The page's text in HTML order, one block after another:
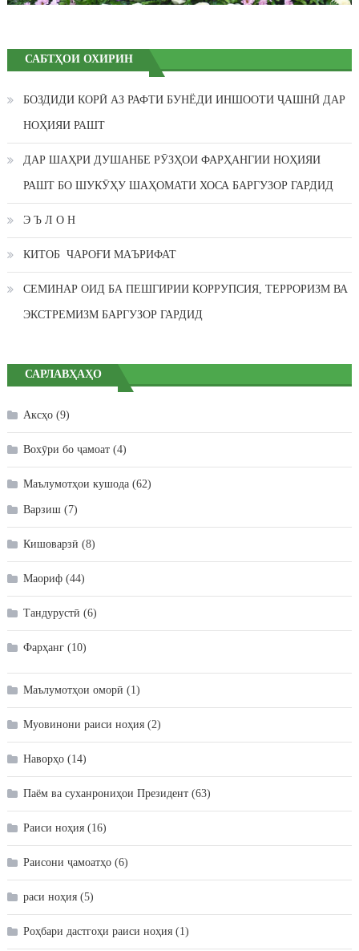
САБТҲОИ ОХИРИН
БОЗДИДИ КОРӢ АЗ РАФТИ БУНЁДИ ИНШООТИ ҶАШНӢ ДАР
НОҲИЯИ РАШТ
ДАР ШАҲРИ ДУШАНБЕ РӮЗҲОИ ФАРҲАНГИИ НОҲИЯИ
РАШТ БО ШУКӮҲУ ШАҲОМАТИ ХОСА БАРГУЗОР ГАРДИД
Э Ъ Л О Н
КИТОБ ЧАРОҒИ МАЪРИФАТ
СЕМИНАР ОИД БА ПЕШГИРИИ КОРРУПСИЯ, ТЕРРОРИЗМ ВА
ЭКСТРЕМИЗМ БАРГУЗОР ГАРДИД
САРЛАВҲАҲО
Аксҳо(9)
Вохӯри бо ҷамоат(4)
Маълумотҳои кушода(62)
Варзиш(7)
Кишоварзӣ (8)
Маориф(44)
Тандурустӣ (6)
Фарҳанг(10)
Маълумотҳои оморӣ (1)
Муовинони раиси ноҳия(2)
Наворҳо(14)
Паём ва суханрониҳои Президент(63)
Раиси ноҳия(16)
Раисони ҷамоатҳо(6)
раси ноҳия(5)
Роҳбари дастгоҳи раиси ноҳия(1)